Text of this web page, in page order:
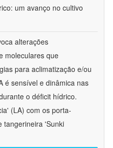
um avanço no cultivo
alterações
moleculares que
para aclimatização e/ou
é sensível e dinâmica nas
o déficit hídrico.
(LA) com os porta-
tangerineira 'Sunki